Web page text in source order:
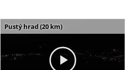
Pustý hrad (20 km)